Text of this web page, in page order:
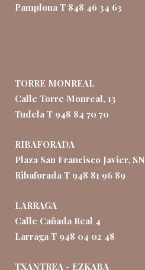
Pamplona T 848 46 34 63
TORRE MONREAL
Calle Torre Monreal, 13
Tudela T 948 84 70 70
RIBAFORADA
Plaza San Francisco Javier, SN
Ribaforada T 948 81 96 89
LARRAGA
Calle Cañada Real 4
Larraga T 948 04 02 48
TXANTREA - EZKABA